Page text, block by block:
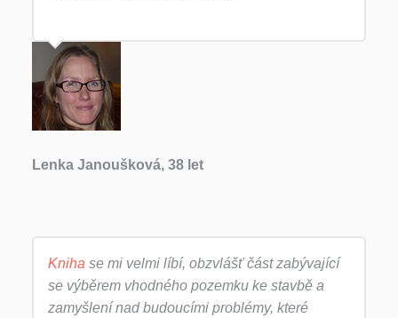
Lenka Janoušková, 38 let
Kniha se mi velmi líbí, obzvlášť část zabývající
se výběrem vhodného pozemku ke stavbě a
zamyšlení nad budoucími problémy, které